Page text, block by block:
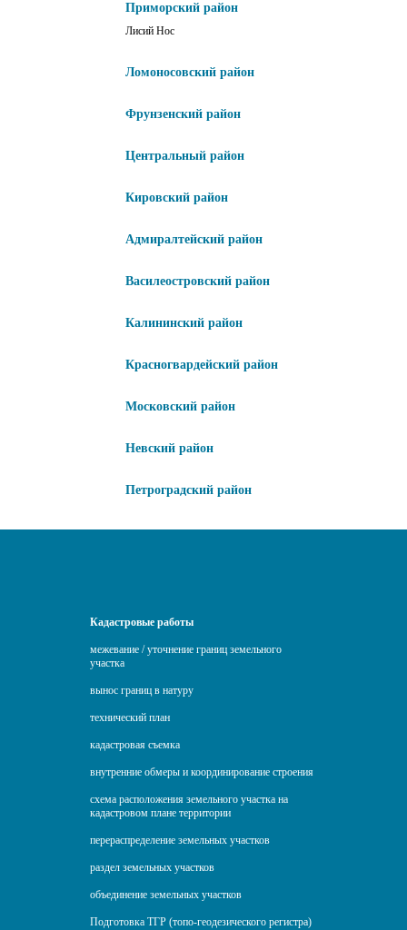
Приморский район
Лисий Нос
Ломоносовский район
Фрунзенский район
Центральный район
Кировский район
Адмиралтейский район
Василеостровский район
Калининский район
Красногвардейский район
Московский район
Невский район
Петроградский район
Кадастровые работы
межевание / уточнение границ земельного
участка
вынос границ в натуру
технический план
кадастровая съемка
внутренние обмеры и координирование строения
схема расположения земельного участка на
кадастровом плане территории
перераспределение земельных участков
раздел земельных участков
объединение земельных участков
Подготовка ТГР (топо-геодезического регистра)